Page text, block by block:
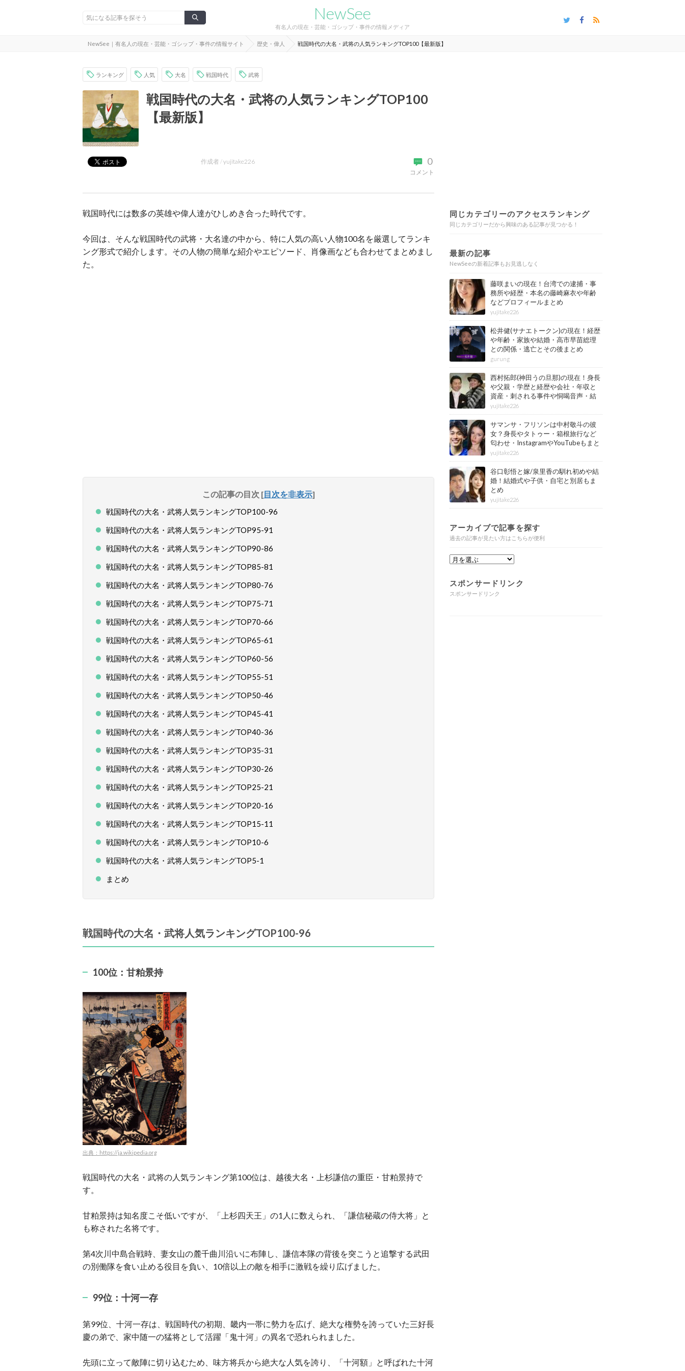
NewSee
有名人の現在・芸能・ゴシップ・事件の情報メディア
NewSee｜有名人の現在・芸能・ゴシップ・事件の情報サイト 歴史・偉人 戦国時代の大名・武将の人気ランキングTOP100【最新版】
ランキング 人気 大名 戦国時代 武将
戦国時代の大名・武将の人気ランキングTOP100
【最新版】
0
コメント
作成者 /yujitake226
戦国時代には数多の英雄や偉人達がひしめき合った時代です。
今回は、そんな戦国時代の武将・大名達の中から、特に人気の高い人物100名を厳選してランキ
ング形式で紹介します。その人物の簡単な紹介やエピソード、肖像画なども合わせてまとめまし
た。
この記事の目次 [目次を非表示]
戦国時代の大名・武将人気ランキングTOP100-96
戦国時代の大名・武将人気ランキングTOP95-91
戦国時代の大名・武将人気ランキングTOP90-86
戦国時代の大名・武将人気ランキングTOP85-81
戦国時代の大名・武将人気ランキングTOP80-76
戦国時代の大名・武将人気ランキングTOP75-71
戦国時代の大名・武将人気ランキングTOP70-66
戦国時代の大名・武将人気ランキングTOP65-61
戦国時代の大名・武将人気ランキングTOP60-56
戦国時代の大名・武将人気ランキングTOP55-51
戦国時代の大名・武将人気ランキングTOP50-46
戦国時代の大名・武将人気ランキングTOP45-41
戦国時代の大名・武将人気ランキングTOP40-36
戦国時代の大名・武将人気ランキングTOP35-31
戦国時代の大名・武将人気ランキングTOP30-26
戦国時代の大名・武将人気ランキングTOP25-21
戦国時代の大名・武将人気ランキングTOP20-16
戦国時代の大名・武将人気ランキングTOP15-11
戦国時代の大名・武将人気ランキングTOP10-6
戦国時代の大名・武将人気ランキングTOP5-1
まとめ
戦国時代の大名・武将人気ランキングTOP100-96
100位：甘粕景持
出典：https://ja.wikipedia.org
戦国時代の大名・武将の人気ランキング第100位は、越後大名・上杉謙信の重臣・甘粕景持で
す。
甘粕景持は知名度こそ低いですが、「上杉四天王」の1人に数えられ、「謙信秘蔵の侍大将」と
も称された名将です。
第4次川中島合戦時、妻女山の麓千曲川沿いに布陣し、謙信本隊の背後を突こうと追撃する武田
の別働隊を食い止める役目を負い、10倍以上の敵を相手に激戦を繰り広げました。
99位：十河一存
第99位、十河一存は、戦国時代の初期、畿内一帯に勢力を広げ、絶大な権勢を誇っていた三好長
慶の弟で、家中随一の猛将として活躍「鬼十河」の異名で恐れられました。
先頭に立って敵陣に切り込むため、味方将兵から絶大な人気を誇り、「十河額」と呼ばれた十河
同じカテゴリーのアクセスランキング
同じカテゴリーだから興味のある記事が見つかる！
最新の記事
NewSeeの新着記事もお見逃しなく
藤咲まいの現在！台湾での逮捕・事
務所や経歴・本名の藤崎麻衣や年齢
などプロフィールまとめ
yujitake226
松井健(サナエトークン)の現在！経歴
や年齢・家族や結婚・高市早苗総理
との関係・逃亡とその後まとめ
gurung
西村拓郎(神田うの旦那)の現在！身長
や父親・学歴と経歴や会社・年収と
資産・刺される事件や恫喝音声・結
婚と子供や自宅・脳梗塞の病気もま
とめ
yujitake226
サマンサ・フリソンは中村敬斗の彼
女？身長やタトゥー・箱根旅行など
匂わせ・InstagramやYouTubeもまと
め
yujitake226
谷口彰悟と嫁/泉里香の馴れ初めや結
婚！結婚式や子供・自宅と別居もま
とめ
yujitake226
アーカイブで記事を探す
過去の記事が見たい方はこちらが便利
スポンサードリンク
スポンサードリンク